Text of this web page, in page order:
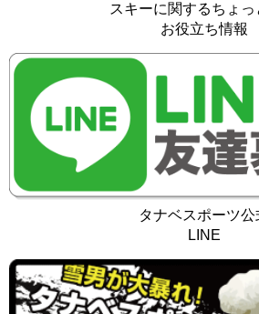
スキーに関するちょっ
お役立ち情報
タナベスポーツ公
LINE